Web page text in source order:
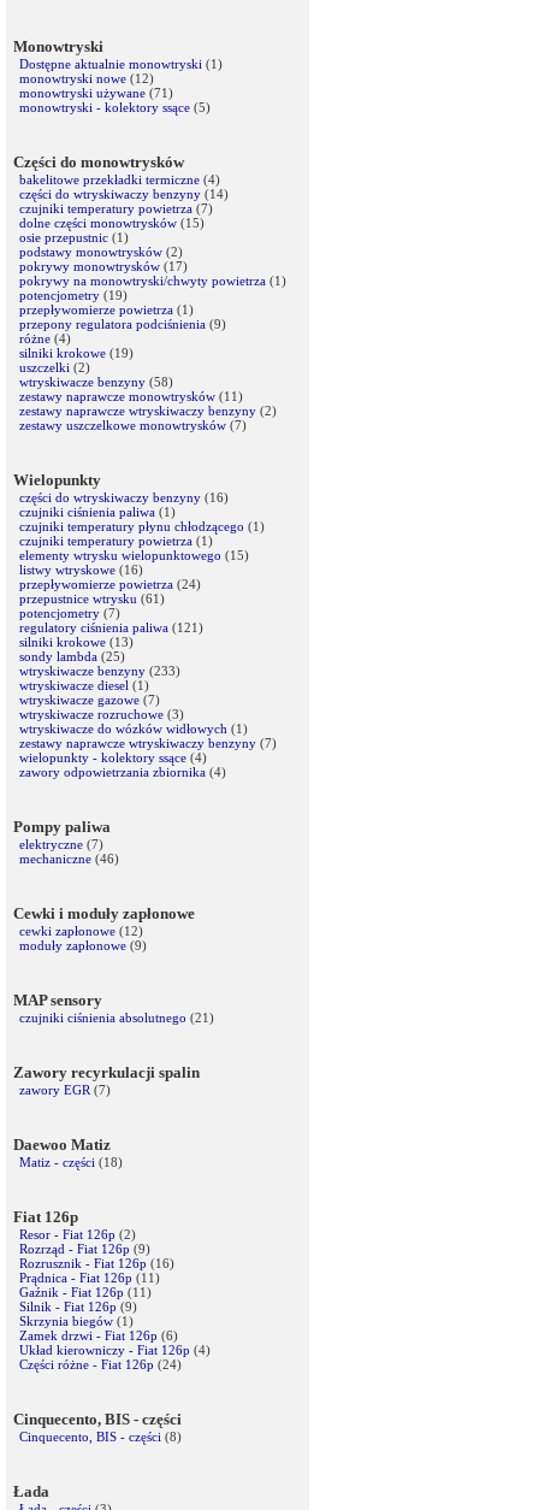
Monowtryski
Dostępne aktualnie monowtryski (1)
monowtryski nowe (12)
monowtryski używane (71)
monowtryski - kolektory ssące (5)
Części do monowtrysków
bakelitowe przekładki termiczne (4)
części do wtryskiwaczy benzyny (14)
czujniki temperatury powietrza (7)
dolne części monowtrysków (15)
osie przepustnic (1)
podstawy monowtrysków (2)
pokrywy monowtrysków (17)
pokrywy na monowtryski/chwyty powietrza (1)
potencjometry (19)
przepływomierze powietrza (1)
przepony regulatora podciśnienia (9)
różne (4)
silniki krokowe (19)
uszczelki (2)
wtryskiwacze benzyny (58)
zestawy naprawcze monowtrysków (11)
zestawy naprawcze wtryskiwaczy benzyny (2)
zestawy uszczelkowe monowtrysków (7)
Wielopunkty
części do wtryskiwaczy benzyny (16)
czujniki ciśnienia paliwa (1)
czujniki temperatury płynu chłodzącego (1)
czujniki temperatury powietrza (1)
elementy wtrysku wielopunktowego (15)
listwy wtryskowe (16)
przepływomierze powietrza (24)
przepustnice wtrysku (61)
potencjometry (7)
regulatory ciśnienia paliwa (121)
silniki krokowe (13)
sondy lambda (25)
wtryskiwacze benzyny (233)
wtryskiwacze diesel (1)
wtryskiwacze gazowe (7)
wtryskiwacze rozruchowe (3)
wtryskiwacze do wózków widłowych (1)
zestawy naprawcze wtryskiwaczy benzyny (7)
wielopunkty - kolektory ssące (4)
zawory odpowietrzania zbiornika (4)
Pompy paliwa
elektryczne (7)
mechaniczne (46)
Cewki i moduły zapłonowe
cewki zapłonowe (12)
moduły zapłonowe (9)
MAP sensory
czujniki ciśnienia absolutnego (21)
Zawory recyrkulacji spalin
zawory EGR (7)
Daewoo Matiz
Matiz - części (18)
Fiat 126p
Resor - Fiat 126p (2)
Rozrząd - Fiat 126p (9)
Rozrusznik - Fiat 126p (16)
Prądnica - Fiat 126p (11)
Gaźnik - Fiat 126p (11)
Silnik - Fiat 126p (9)
Skrzynia biegów (1)
Zamek drzwi - Fiat 126p (6)
Układ kierowniczy - Fiat 126p (4)
Części różne - Fiat 126p (24)
Cinquecento, BIS - części
Cinquecento, BIS - części (8)
Łada